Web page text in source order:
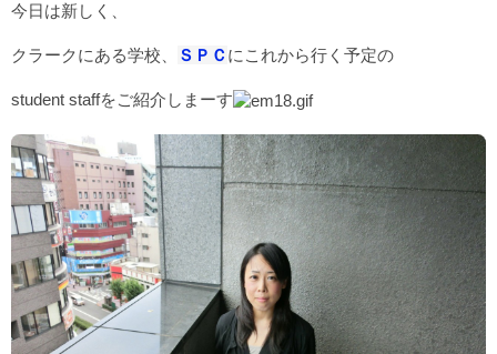
今日は新しく、
クラークにある学校、 ＳＰＣ にこれから行く予定の
student staffをご紹介しまーす